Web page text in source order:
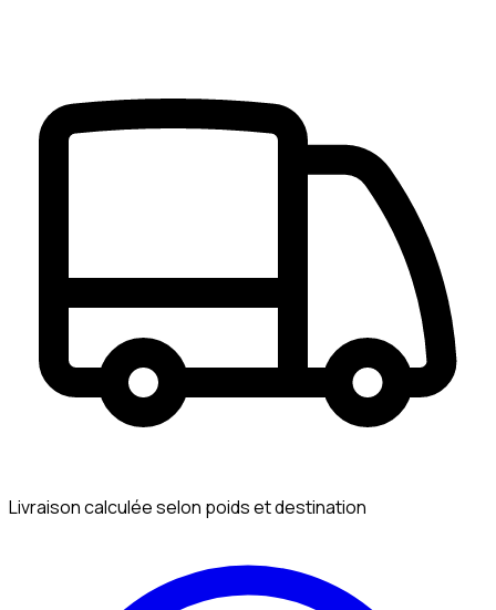
Livraison calculée selon poids et destination